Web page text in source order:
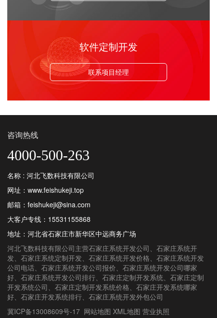
软件定制开发
联系项目经理
咨询热线
4000-500-263
名称 : 河北飞数科技有限公司
网址：www.feishukeji.top
邮箱：feishukeji@sina.com
大客户专线： 15531155868
地址：河北省石家庄市新华区中远商务广场
河北飞数科技有限公司主营石家庄系统开发公司 、 石家庄系统开
发、 石家庄系统定制开发、 石家庄系统开发价格、 石家庄系统开发
公司电话、 石家庄系统开发公司报价、 石家庄系统开发公司哪家
好、 石家庄系统开发公司排行、 石家庄定制开发系统、 石家庄定制
开发系统公司 、 石家庄定制开发系统价格、 石家庄开发系统哪家
好、 石家庄开发系统排行、 石家庄系统开发外包公司
冀ICP备13008609号-17 网站地图 XML地图 营业执照